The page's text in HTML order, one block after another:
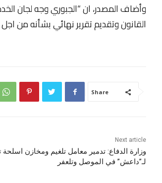
وأضاف المصدر، ان “الجبوري وجه لجان
القانون وتقديم تقرير نهائي بشأنه من
Share
Next article
وزارة الدفاع: تدمير معامل تلغيم ومخازن اسلحة
لـ”داعش” في الموصل وتلعفر